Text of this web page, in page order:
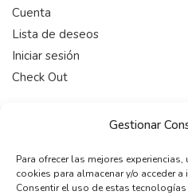
Gestionar
Para ofrecer las mejores
cookies para almacenar y/o acceder
Consentir el uso de estas
Cuenta
Lista de deseos
Iniciar sesión
Check Out
CONTACTAR